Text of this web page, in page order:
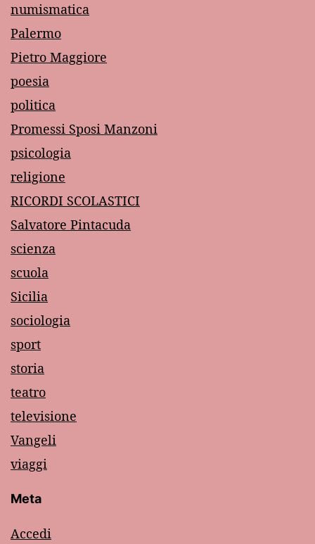
numismatica
Palermo
Pietro Maggiore
poesia
politica
Promessi Sposi Manzoni
psicologia
religione
RICORDI SCOLASTICI
Salvatore Pintacuda
scienza
scuola
Sicilia
sociologia
sport
storia
teatro
televisione
Vangeli
viaggi
Meta
Accedi